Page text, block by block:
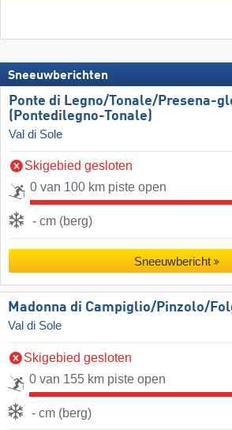
Sneeuwberichten
Ponte di Legno/​​Tonale/​​Presena-
(Pontedilegno-Tonale)
Val di Sole
Skigebied gesloten
0 van 100 km piste open
- cm (berg)
Sneeuwbericht
Madonna di Campiglio/​Pinzolo/​
Val di Sole
Skigebied gesloten
0 van 155 km piste open
- cm (berg)